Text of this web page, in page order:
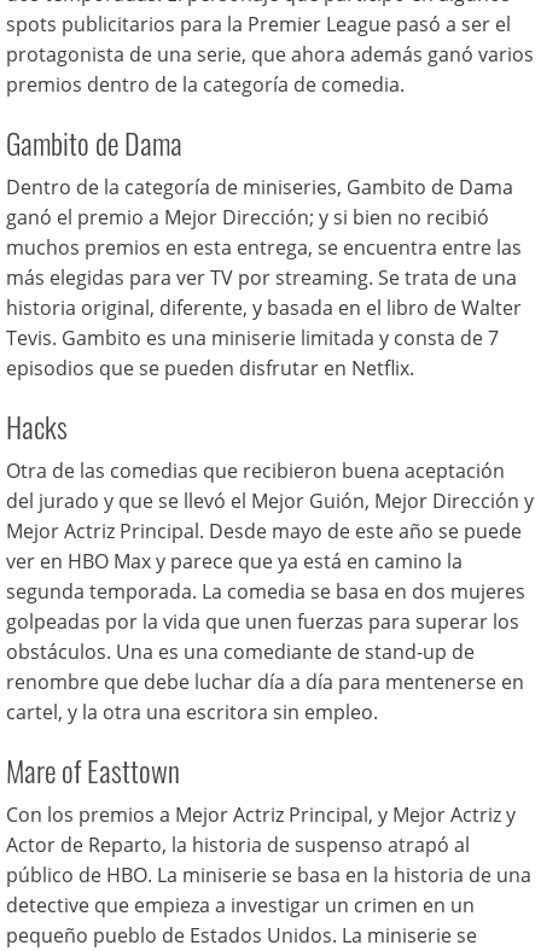
spots publicitarios para la Premier League pasó a ser el
protagonista de una serie, que ahora además ganó varios
premios dentro de la categoría de comedia.
Gambito de Dama
Dentro de la categoría de miniseries, Gambito de Dama
ganó el premio a Mejor Dirección; y si bien no recibió
muchos premios en esta entrega, se encuentra entre las
más elegidas para ver TV por streaming. Se trata de una
historia original, diferente, y basada en el libro de Walter
Tevis. Gambito es una miniserie limitada y consta de 7
episodios que se pueden disfrutar en Netflix.
Hacks
Otra de las comedias que recibieron buena aceptación
del jurado y que se llevó el Mejor Guión, Mejor Dirección y
Mejor Actriz Principal. Desde mayo de este año se puede
ver en HBO Max y parece que ya está en camino la
segunda temporada. La comedia se basa en dos mujeres
golpeadas por la vida que unen fuerzas para superar los
obstáculos. Una es una comediante de stand-up de
renombre que debe luchar día a día para mentenerse en
cartel, y la otra una escritora sin empleo.
Mare of Easttown
Con los premios a Mejor Actriz Principal, y Mejor Actriz y
Actor de Reparto, la historia de suspenso atrapó al
público de HBO. La miniserie se basa en la historia de una
detective que empieza a investigar un crimen en un
pequeño pueblo de Estados Unidos. La miniserie se